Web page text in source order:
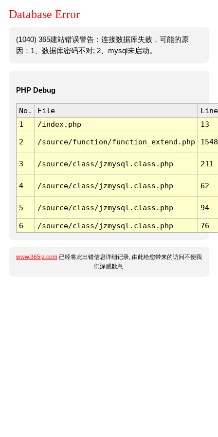
Database Error
(1040) 365建站错误警告：连接数据库失败，可能的原
因：1、数据库密码不对; 2、mysql未启动。
PHP Debug
No. File
Line
1
/index.php 13
2 /source/function/function_extend.php 1548
3 /source/class/jzmysql.class.php 211
4 /source/class/jzmysql.class.php 62
5 /source/class/jzmysql.class.php 94
6 /source/class/jzmysql.class.php 76
www.365jz.com 已经将此出错信息详细记录, 由此给您带来的访问不便我
们深感歉意.